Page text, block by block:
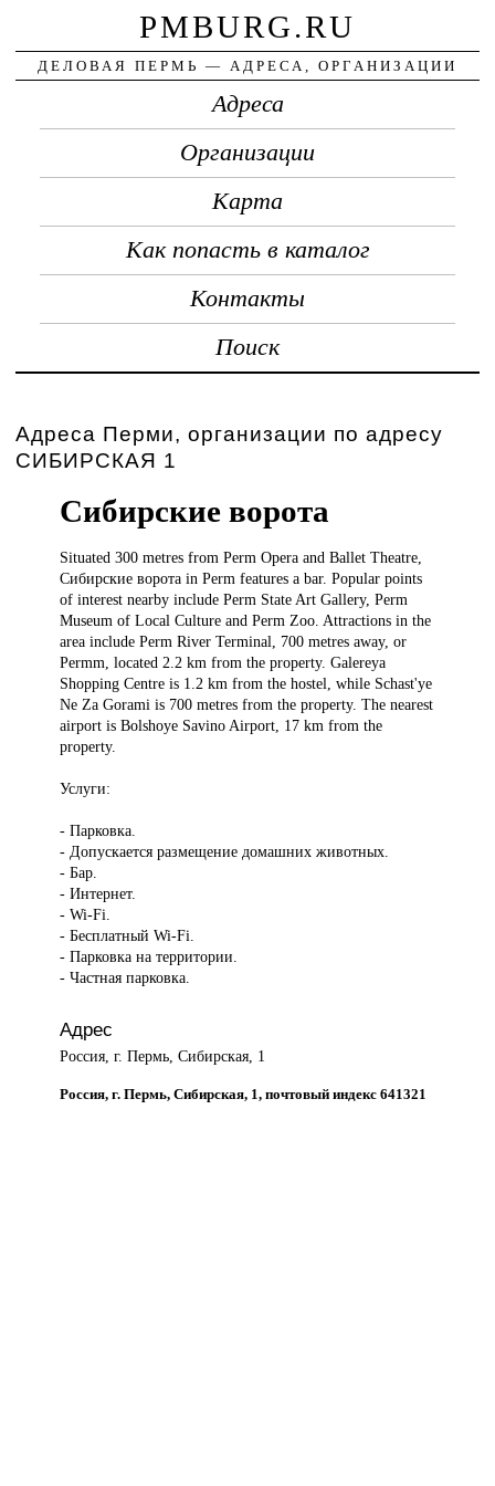
PMBURG.RU
ДЕЛОВАЯ ПЕРМЬ — АДРЕСА, ОРГАНИЗАЦИИ
Адреса
Организации
Карта
Как попасть в каталог
Контакты
Поиск
Адреса Перми, организации по адресу
СИБИРСКАЯ 1
Сибирские ворота
Situated 300metres from Perm Opera and Ballet Theatre,
Сибирские ворота in Perm features a bar. Popular points
of interest nearby include Perm State Art Gallery, Perm
Museum of Local Culture and Perm Zoo. Attractions in the
area include Perm River Terminal, 700 metres away, or
Permm, located 2.2 km from the property. Galereya
Shopping Centre is 1.2 km from the hostel, while Schast'ye
Ne Za Gorami is 700 metres from the property. The nearest
airport is Bolshoye Savino Airport, 17 km from the
property.
Услуги:
- Парковка.
- Допускается размещение домашних животных.
- Бар.
- Интернет.
- Wi-Fi.
- Бесплатный Wi-Fi.
- Парковка на территории.
- Частная парковка.
Адрес
Россия, г. Пермь, Сибирская, 1
Россия, г. Пермь, Сибирская, 1, почтовый индекс 641321